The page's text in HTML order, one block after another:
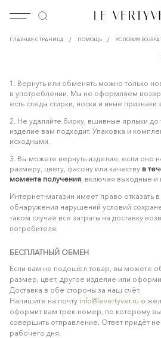
ГЛАВНАЯ СТРАНИЦА / ПОМОЩЬ / УСЛОВИЯ
1. Вернуть или обменять можно только
в употреблении. Мы не оформляем
есть следы стирки, носки и иные признаки
2. Не удаляйте бирку, вшивные ярлыки до
изделие вам подходит. Упаковка и
исходными.
3. Вы можете вернуть изделие, если оно
размеру, цвету, фасону или качеству в
момента получения, включая выходные и
Интернет-магазин имеет право отказать
обнаружения нарушений условий
таком случае все затраты на доставку
потребителя.
БЕСПЛАТНЫЙ ОБМЕН
Если вам не подошёл товар, вы можете
размер, цвет, другое изделие или
Доставка в обе стороны за наш счёт.
Напишите на почту info@levertyver.ru о
оформит вам трек-номер, по которому
совершить отправление. Ответ придёт
рабочего дня.